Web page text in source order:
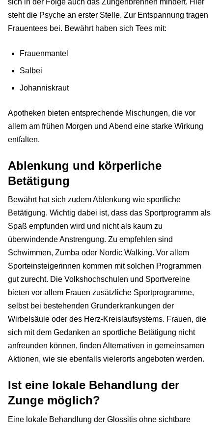
steht die Psyche an erster Stelle. Zur Entspannung tragen
Frauentees bei. Bewährt haben sich Tees mit:
Frauenmantel
Salbei
Johanniskraut
Apotheken bieten entsprechende Mischungen, die vor
allem am frühen Morgen und Abend eine starke Wirkung
entfalten.
Ablenkung und körperliche
Betätigung
Bewährt hat sich zudem Ablenkung wie sportliche
Betätigung. Wichtig dabei ist, dass das Sportprogramm als
Spaß empfunden wird und nicht als kaum zu
überwindende Anstrengung. Zu empfehlen sind
Schwimmen, Zumba oder Nordic Walking. Vor allem
Sporteinsteigerinnen kommen mit solchen Programmen
gut zurecht. Die Volkshochschulen und Sportvereine
bieten vor allem Frauen zusätzliche Sportprogramme,
selbst bei bestehenden Grunderkrankungen der
Wirbelsäule oder des Herz-Kreislaufsystems. Frauen, die
sich mit dem Gedanken an sportliche Betätigung nicht
anfreunden können, finden Alternativen in gemeinsamen
Aktionen, wie sie ebenfalls vielerorts angeboten werden.
Ist eine lokale Behandlung der
Zunge möglich?
Eine lokale Behandlung der Glossitis ohne sichtbare